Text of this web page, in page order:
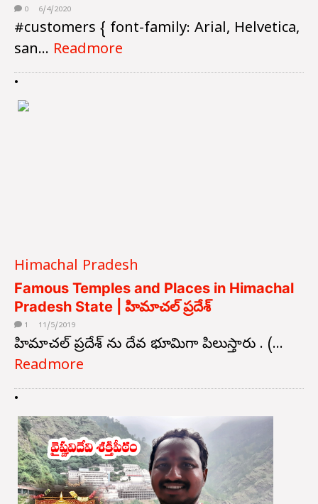
0 6/4/2020
#customers { font-family: Arial, Helvetica,
san... Readmore
Himachal Pradesh
Famous Temples and Places in Himachal
Pradesh State | హిమాచల్ ప్రదేశ్
1 11/5/2019
హిమాచల్ ప్రదేశ్ ను దేవ భూమిగా పిలుస్తారు . (...
Readmore